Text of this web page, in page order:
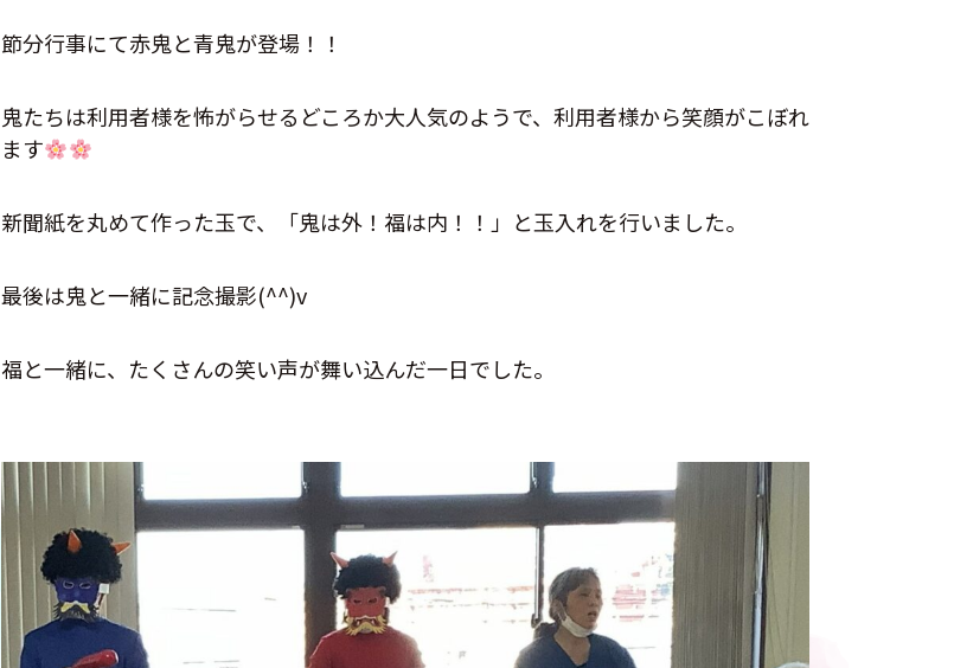
節分行事にて赤鬼と青鬼が登場！！
鬼たちは利用者様を怖がらせるどころか大人気のようで、利用者様から笑顔がこぼれ
ます
新聞紙を丸めて作った玉で、「鬼は外！福は内！！」と玉入れを行いました。
最後は鬼と一緒に記念撮影(^^)v
福と一緒に、たくさんの笑い声が舞い込んだ一日でした。